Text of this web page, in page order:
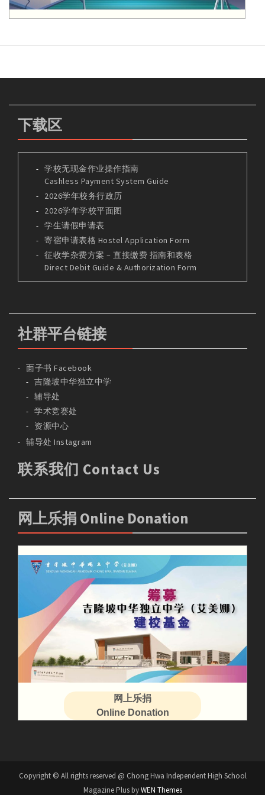
下载区
学校无现金作业操作指南
Cashless Payment System Guide
2026学年校务行政历
2026学年学校平面图
学生请假申请表
寄宿申请表格 Hostel Application Form
征收学杂费方案 – 直接缴费 指南和表格
Direct Debit Guide & Authorization Form
社群平台链接
面子书 Facebook
吉隆坡中华独立中学
辅导处
学术竞赛处
资源中心
辅导处 Instagram
联系我们 Contact Us
网上乐捐 Online Donation
网上乐捐
Online Donation
Copyright © All rights reserved @ Chong Hwa Independent High School
Magazine Plus byWEN Themes